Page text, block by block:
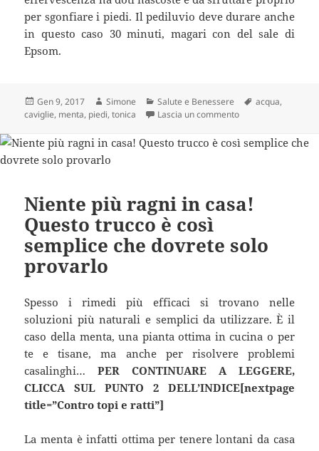
per sgonfiare i piedi. Il pediluvio deve durare anche
in questo caso 30 minuti, magari con del sale di
Epsom.
Scritto
il
Gen 9, 2017 Autore
Simone Categorie
Salute e Benessere Tag
acqua,
caviglie, menta, piedi,tonica Lascia un commentosu PIEDI E
Niente più ragni in casa!
Questo trucco è così
semplice che dovrete solo
provarlo
Spesso i rimedi più efficaci si trovano nelle
soluzioni più naturali e semplici da utilizzare. È il
caso della menta, una pianta ottima in cucina o per
te e tisane, ma anche per risolvere problemi
casalinghi…PER CONTINUARE A LEGGERE,
CLICCA SUL PUNTO 2 DELL’INDICE[nextpage
title=”Contro topi e ratti”]
La menta è infatti ottima per tenere lontani da casa